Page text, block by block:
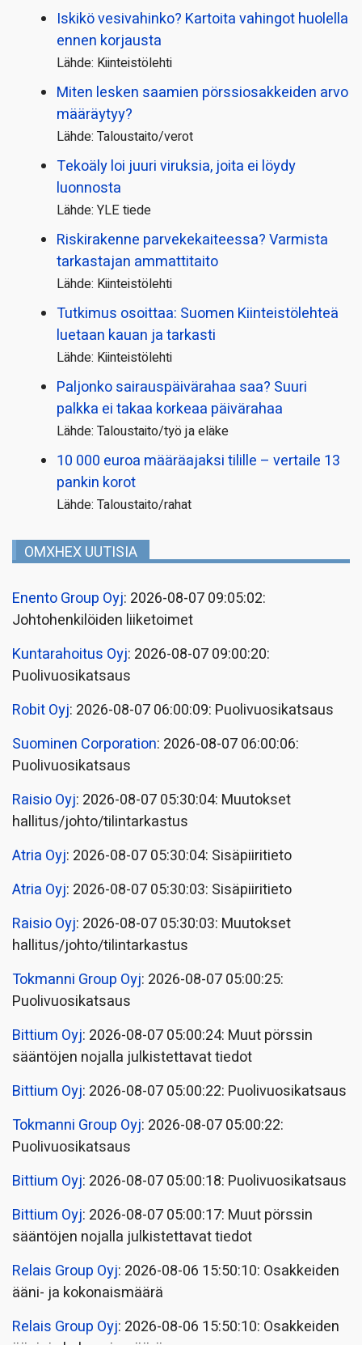
Iskikö vesivahinko? Kartoita vahingot huolella
ennen korjausta
Lähde: Kiinteistölehti
Miten lesken saamien pörssi­osakkeiden arvo
määräytyy?
Lähde: Taloustaito/verot
Tekoäly loi juuri viruksia, joita ei löydy
luonnosta
Lähde: YLE tiede
Riskirakenne parvekekaiteessa? Varmista
tarkastajan ammattitaito
Lähde: Kiinteistölehti
Tutkimus osoittaa: Suomen Kiinteistölehteä
luetaan kauan ja tarkasti
Lähde: Kiinteistölehti
Paljonko sairauspäivä­rahaa saa? Suuri
palkka ei takaa korkeaa päivärahaa
Lähde: Taloustaito/työ ja eläke
10 000 euroa määräajaksi tilille – vertaile 13
pankin korot
Lähde: Taloustaito/rahat
OMXHEX UUTISIA
Enento Group Oyj: 2026-08-07 09:05:02:
Johtohenkilöiden liiketoimet
Kuntarahoitus Oyj: 2026-08-07 09:00:20:
Puolivuosikatsaus
Robit Oyj: 2026-08-07 06:00:09: Puolivuosikatsaus
Suominen Corporation: 2026-08-07 06:00:06:
Puolivuosikatsaus
Raisio Oyj: 2026-08-07 05:30:04: Muutokset
hallitus/johto/tilintarkastus
Atria Oyj: 2026-08-07 05:30:04: Sisäpiiritieto
Atria Oyj: 2026-08-07 05:30:03: Sisäpiiritieto
Raisio Oyj: 2026-08-07 05:30:03: Muutokset
hallitus/johto/tilintarkastus
Tokmanni Group Oyj: 2026-08-07 05:00:25:
Puolivuosikatsaus
Bittium Oyj: 2026-08-07 05:00:24: Muut pörssin
sääntöjen nojalla julkistettavat tiedot
Bittium Oyj: 2026-08-07 05:00:22: Puolivuosikatsaus
Tokmanni Group Oyj: 2026-08-07 05:00:22:
Puolivuosikatsaus
Bittium Oyj: 2026-08-07 05:00:18: Puolivuosikatsaus
Bittium Oyj: 2026-08-07 05:00:17: Muut pörssin
sääntöjen nojalla julkistettavat tiedot
Relais Group Oyj: 2026-08-06 15:50:10: Osakkeiden
ääni- ja kokonaismäärä
Relais Group Oyj: 2026-08-06 15:50:10: Osakkeiden